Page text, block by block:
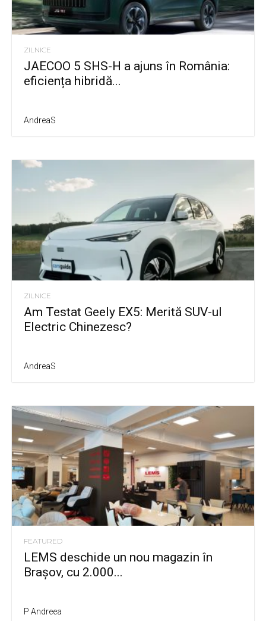
ZILNICE
JAECOO 5 SHS-H a ajuns în România:
eficiența hibridă...
AndreaS
ZILNICE
Am Testat Geely EX5: Merită SUV-ul
Electric Chinezesc?
AndreaS
FEATURED
LEMS deschide un nou magazin în
Brașov, cu 2.000...
P Andreea